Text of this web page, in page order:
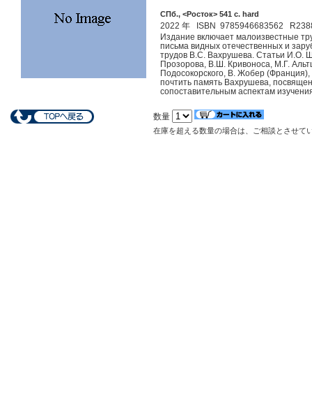
СПб., <Росток> 541 c. hard
2022 年 ISBN 9785946683562
Издание включает малоизвестные
письма видных отечественных и
трудов В.С. Вахрушева. Статьи И.О.
Прозорова, В.Ш. Кривоноса, М.Г.
Подосокорского, В. Жобер
почтить память Вахрушева,
сопоставительным аспектам
数量
在庫を超える数量の場合は、ご相談とさせて